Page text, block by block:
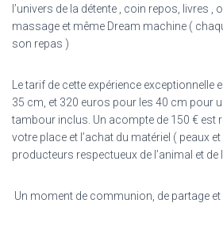
l’univers de la détente , coin repos, livres ,
massage et même Dream machine (
son repas )
Le tarif de cette expérience exceptionnelle
35 cm, et 320 euros pour les 40 cm pour
tambour inclus. Un acompte de 150 € est
votre place et l’achat du matériel ( peaux
producteurs respectueux de l’animal et de
Un moment de communion, de partage